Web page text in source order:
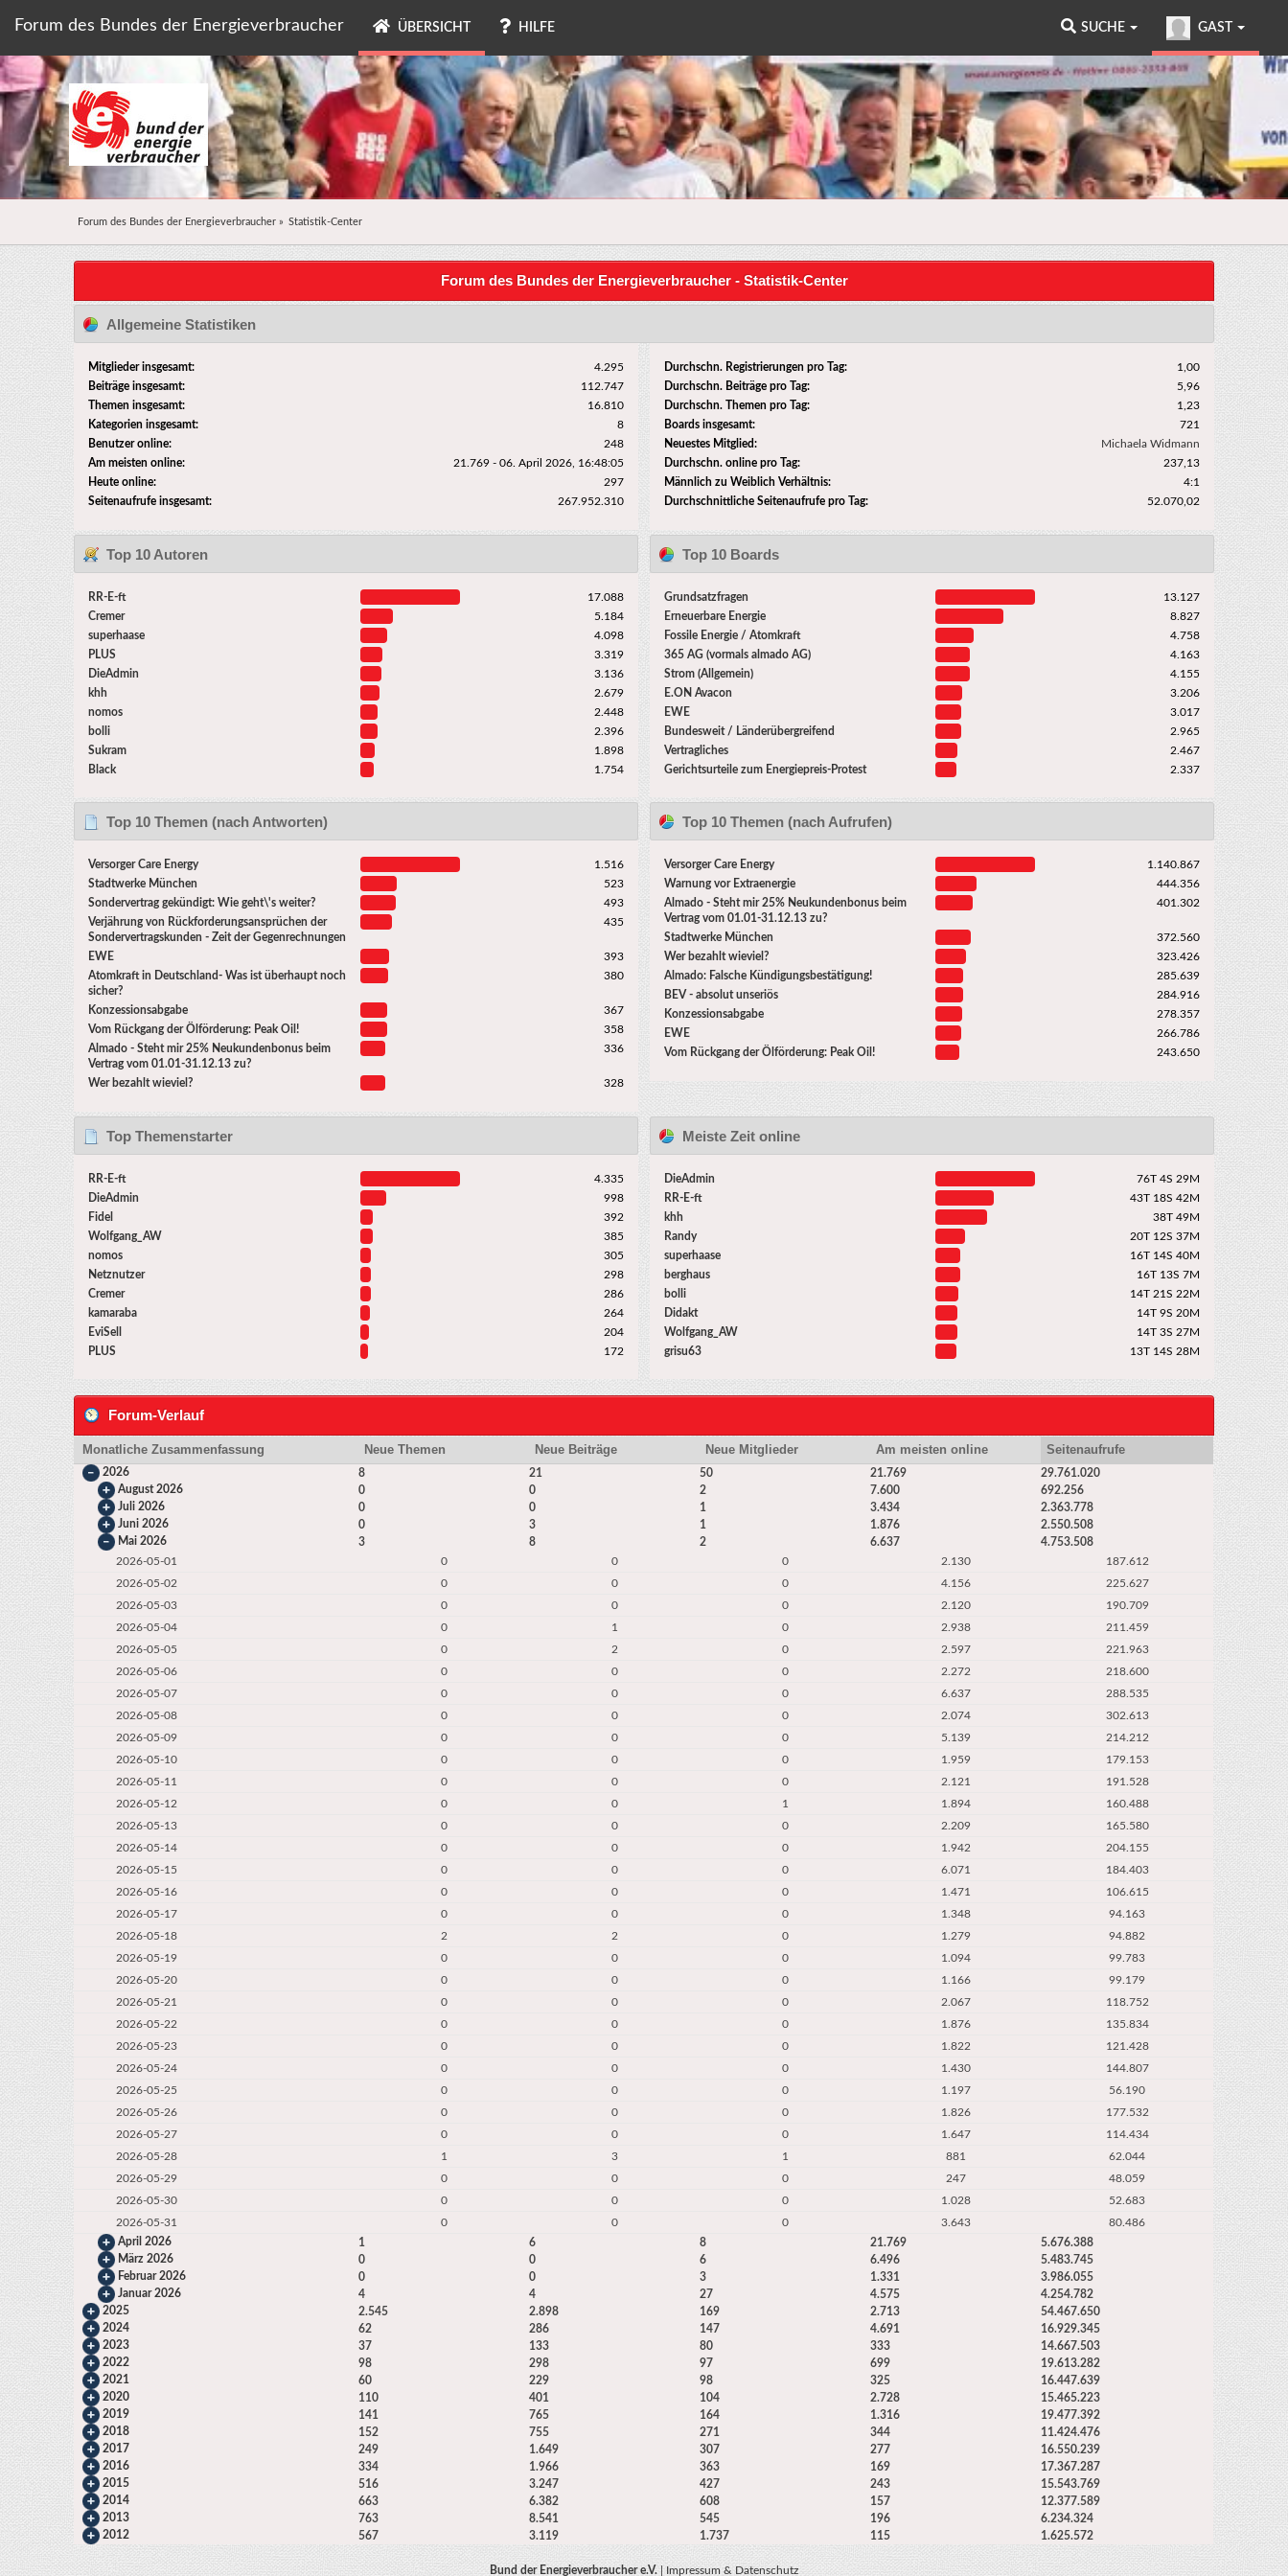
Forum des Bundes der Energieverbraucher ÜBERSICHT HILFE GAST
SUCHE
Forum des Bundes der Energieverbraucher» Statistik-Center
Forum des Bundes der Energieverbraucher - Statistik-Center
Allgemeine Statistiken
Mitglieder insgesamt:
4.295
Beiträge insgesamt:
112.747
Themen insgesamt:
16.810
Kategorien insgesamt:
8
Benutzer online:
248
Am meisten online:
21.769 - 06. April 2026, 16:48:05
Heute online:
297
Seitenaufrufe insgesamt:
267.952.310
Durchschn. Registrierungen pro Tag:
1,00
Durchschn. Beiträge pro Tag:
5,96
Durchschn. Themen pro Tag:
1,23
Boards insgesamt:
721
Neuestes Mitglied:
Michaela Widmann
Durchschn. online pro Tag:
237,13
Männlich zu Weiblich Verhältnis:
4:1
Durchschnittliche Seitenaufrufe pro Tag:
52.070,02
Top 10 Autoren
RR-E-ft
17.088
Cremer
5.184
superhaase
4.098
PLUS
3.319
DieAdmin
3.136
khh
2.679
nomos
2.448
bolli
2.396
Sukram
1.898
Black
1.754
Top 10 Boards
Grundsatzfragen
13.127
Erneuerbare Energie
8.827
Fossile Energie / Atomkraft
4.758
365 AG (vormals almado AG)
4.163
Strom (Allgemein)
4.155
E.ON Avacon
3.206
EWE
3.017
Bundesweit / Länderübergreifend
2.965
Vertragliches
2.467
Gerichtsurteile zum Energiepreis-Protest
2.337
Top 10 Themen (nach Antworten)
Versorger Care Energy
1.516
Stadtwerke München
523
Sondervertrag gekündigt: Wie geht\'s weiter?
493
Verjährung von Rückforderungsansprüchen der
Sondervertragskunden - Zeit der Gegenrechnungen
435
EWE
393
Atomkraft in Deutschland- Was ist überhaupt noch
sicher?
380
Konzessionsabgabe
367
Vom Rückgang der Ölförderung: Peak Oil!
358
Almado - Steht mir 25% Neukundenbonus beim
Vertrag vom 01.01-31.12.13 zu?
336
Wer bezahlt wieviel? 328
Top 10 Themen (nach Aufrufen)
Versorger Care Energy
1.140.867
Warnung vor Extraenergie
444.356
Almado - Steht mir 25% Neukundenbonus beim
Vertrag vom 01.01-31.12.13 zu?
401.302
Stadtwerke München
372.560
Wer bezahlt wieviel?
323.426
Almado: Falsche Kündigungsbestätigung!
285.639
BEV - absolut unseriös
284.916
Konzessionsabgabe
278.357
EWE
266.786
Vom Rückgang der Ölförderung: Peak Oil!
243.650
Top Themenstarter
RR-E-ft
4.335
DieAdmin
998
Fidel
392
Wolfgang_AW
385
nomos
305
Netznutzer
298
Cremer
286
kamaraba
264
EviSell
204
PLUS
172
Meiste Zeit online
DieAdmin
76T 4S 29M
RR-E-ft
43T 18S 42M
khh
38T 49M
Randy
20T 12S 37M
superhaase
16T 14S 40M
berghaus
16T 13S 7M
bolli
14T 21S 22M
Didakt
14T 9S 20M
Wolfgang_AW
14T 3S 27M
grisu63
13T 14S 28M
Forum-Verlauf
Monatliche Zusammenfassung Neue Themen Neue Beiträge Neue Mitglieder Am meisten online Seitenaufrufe
2026 8 21 50 21.769
29.761.020
August 2026
0 0 2 7.600
692.256
Juli 2026
0 0 1 3.434
2.363.778
Juni 2026
0 3 1 1.876
2.550.508
Mai 2026
3 8 2 6.637
4.753.508
2026-05-01
0 0 0 2.130
187.612
2026-05-02
0 0 0 4.156
225.627
2026-05-03
0 0 0 2.120
190.709
2026-05-04
0 1 0 2.938
211.459
2026-05-05
0 2 0 2.597
221.963
2026-05-06
0 0 0 2.272
218.600
2026-05-07
0 0 0 6.637
288.535
2026-05-08
0 0 0 2.074
302.613
2026-05-09
0 0 0 5.139
214.212
2026-05-10
0 0 0 1.959
179.153
2026-05-11
0 0 0 2.121
191.528
2026-05-12
0 0 1 1.894
160.488
2026-05-13
0 0 0 2.209
165.580
2026-05-14
0 0 0 1.942
204.155
2026-05-15
0 0 0 6.071
184.403
2026-05-16
0 0 0 1.471
106.615
2026-05-17
0 0 0 1.348
94.163
2026-05-18
2 2 0 1.279
94.882
2026-05-19
0 0 0 1.094
99.783
2026-05-20
0 0 0 1.166
99.179
2026-05-21
0 0 0 2.067
118.752
2026-05-22
0 0 0 1.876
135.834
2026-05-23
0 0 0 1.822
121.428
2026-05-24
0 0 0 1.430
144.807
2026-05-25
0 0 0 1.197
56.190
2026-05-26
0 0 0 1.826
177.532
2026-05-27
0 0 0 1.647
114.434
2026-05-28
1 3 1 881
62.044
2026-05-29
0 0 0 247
48.059
2026-05-30
0 0 0 1.028
52.683
2026-05-31
0 0 0 3.643
80.486
April 2026
1 6 8 21.769
5.676.388
März 2026
0 0 6 6.496
5.483.745
Februar 2026
0 0 3 1.331
3.986.055
Januar 2026
4 4 27 4.575
4.254.782
2025
2.545 2.898 169 2.713
54.467.650
2024
62 286 147 4.691
16.929.345
2023
37 133 80 333
14.667.503
2022
98 298 97 699
19.613.282
2021
60 229 98 325
16.447.639
2020
110 401 104 2.728
15.465.223
2019
141 765 164 1.316
19.477.392
2018
152 755 271 344
11.424.476
2017
249 1.649 307 277
16.550.239
2016
334 1.966 363 169
17.367.287
2015
516 3.247 427 243
15.543.769
2014
663 6.382 608 157
12.377.589
2013
763 8.541 545 196
6.234.324
2012
567 3.119 1.737 115 1.625.572
Bund der Energieverbraucher e.V. Impressum & Datenschutz